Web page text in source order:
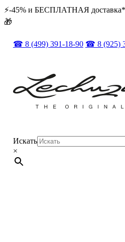
⚡️️-45% и БЕСПЛАТНАЯ
🎁
☎ 8 (499) 391-18-90 ☎ 8 (925)
Искать
×